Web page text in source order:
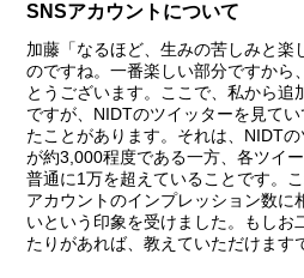
SNSアカウントについて
加藤「なるほど、生みの苦しみと楽
のですね。一番楽しい部分ですから
とうございます。ここで、私から追
ですが、NIDTのツイッターを見て
たことがあります。それは、NIDT
が約3,000程度である一方、各ツイ
普通に1万を超えていることです。
アカウントのインプレッション数に
いという印象を受けました。もしお
たりがあれば、教えていただけます